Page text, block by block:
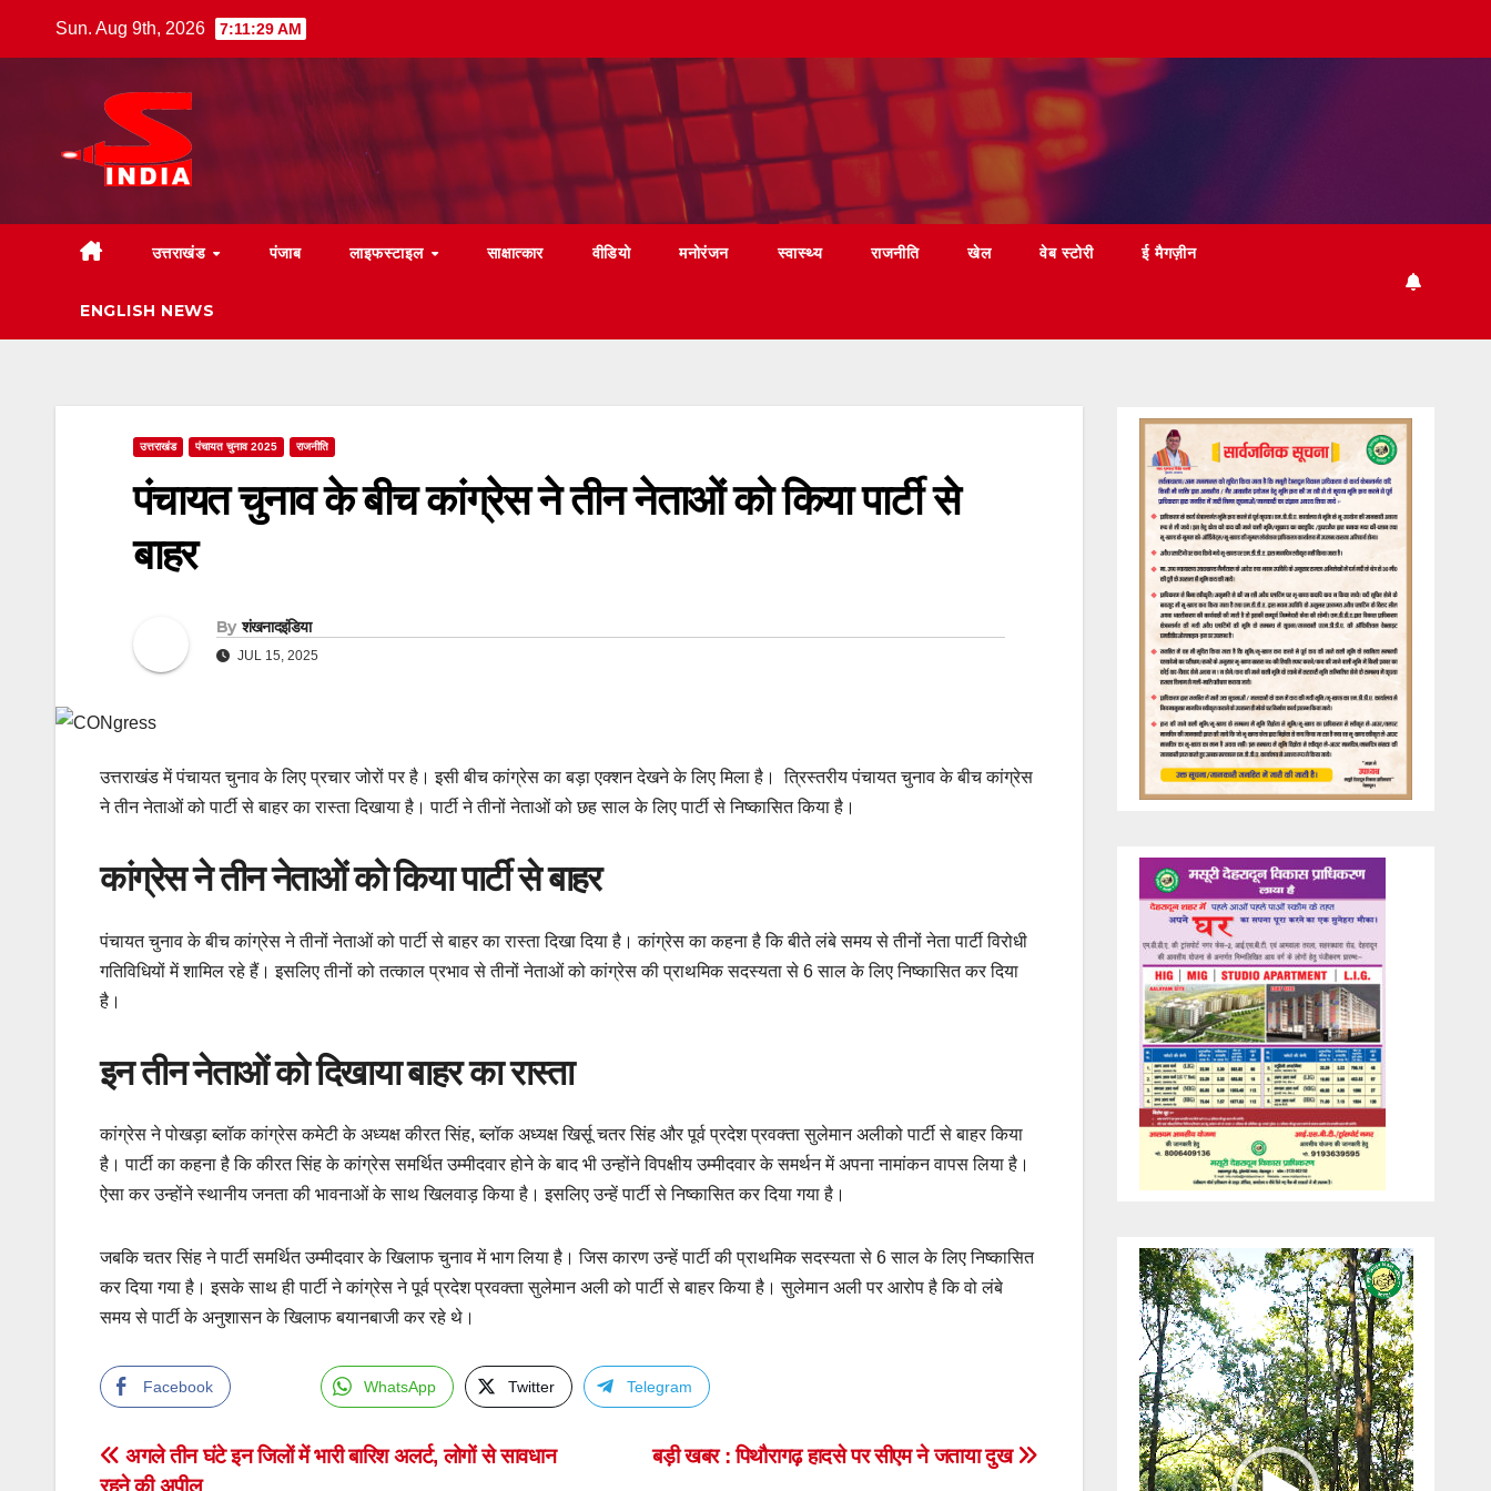
Sun. Aug 9th, 2026 7:11:30 AM
उत्तराखंड पंजाब लाइफस्टाइल साक्षात्कार वीडियो मनोरंजन स्वास्थ्य राजनीति खेल वेब स्टोरी ई मैगज़ीन
ENGLISH NEWS
उत्तराखंड पंचायत चुनाव 2025 राजनीति
पंचायत चुनाव के बीच कांग्रेस ने तीन नेताओं को किया पार्टी से
बाहर
By शंखनादइंडिया
JUL 15, 2025
उत्तराखंड में पंचायत चुनाव के लिए प्रचार जोरों पर है। इसी बीच कांग्रेस का बड़ा एक्शन देखने के लिए मिला है। त्रिस्तरीय पंचायत चुनाव के बीच कांग्रेस
ने तीन नेताओं को पार्टी से बाहर का रास्ता दिखाया है। पार्टी ने तीनों नेताओं को छह साल के लिए पार्टी से निष्कासित किया है।
कांग्रेस ने तीन नेताओं को किया पार्टी से बाहर
पंचायत चुनाव के बीच कांग्रेस ने तीनों नेताओं को पार्टी से बाहर का रास्ता दिखा दिया है। कांग्रेस का कहना है कि बीते लंबे समय से तीनों नेता पार्टी विरोधी
गतिविधियों में शामिल रहे हैं। इसलिए तीनों को तत्काल प्रभाव से तीनों नेताओं को कांग्रेस की प्राथमिक सदस्यता से 6 साल के लिए निष्कासित कर दिया
है।
इन तीन नेताओं को दिखाया बाहर का रास्ता
कांग्रेस ने पोखड़ा ब्लॉक कांग्रेस कमेटी के अध्यक्ष कीरत सिंह, ब्लॉक अध्यक्ष खिर्सू चतर सिंह और पूर्व प्रदेश प्रवक्ता सुलेमान अलीको पार्टी से बाहर किया
है। पार्टी का कहना है कि कीरत सिंह के कांग्रेस समर्थित उम्मीदवार होने के बाद भी उन्होंने विपक्षीय उम्मीदवार के समर्थन में अपना नामांकन वापस लिया है।
ऐसा कर उन्होंने स्थानीय जनता की भावनाओं के साथ खिलवाड़ किया है। इसलिए उन्हें पार्टी से निष्कासित कर दिया गया है।
जबकि चतर सिंह ने पार्टी समर्थित उम्मीदवार के खिलाफ चुनाव में भाग लिया है। जिस कारण उन्हें पार्टी की प्राथमिक सदस्यता से 6 साल के लिए निष्कासित
कर दिया गया है। इसके साथ ही पार्टी ने कांग्रेस ने पूर्व प्रदेश प्रवक्ता सुलेमान अली को पार्टी से बाहर किया है। सुलेमान अली पर आरोप है कि वो लंबे
समय से पार्टी के अनुशासन के खिलाफ बयानबाजी कर रहे थे।
Facebook WhatsApp Twitter Telegram
Post
बड़ी खबर : पिथौरागढ़ हादसे पर सीएम ने जताया दुख
अगले तीन घंटे इन जिलों में भारी बारिश अलर्ट, लोगों से सावधान
रहने की अपील
Video
Player